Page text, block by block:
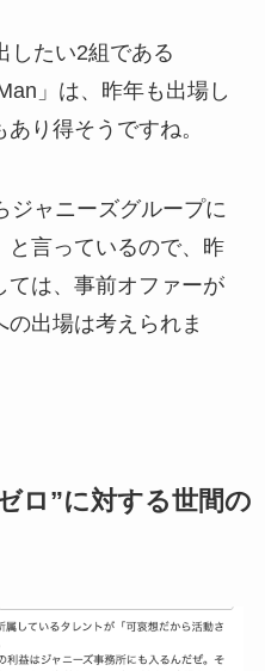
したい2組である
」は、昨年も出場し
り得そうですね。
ジャニーズグループに
と言っているので、昨
ては、事前オファーが
出場は考えられま
ロ”に対する世間の